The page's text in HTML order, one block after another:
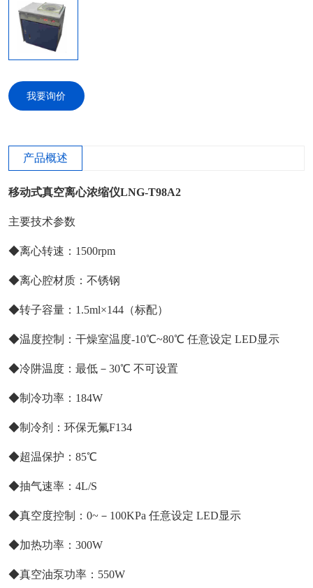
我要询价
产品概述
移动式真空离心浓缩仪LNG-T98A2
主要技术参数
◆离心转速：1500rpm
◆离心腔材质：不锈钢
◆转子容量：1.5ml×144（标配）
◆温度控制：干燥室温度-10℃~80℃ 任意设定 LED显示
◆冷阱温度：最低－30℃ 不可设置
◆制冷功率：184W
◆制冷剂：环保无氟F134
◆超温保护：85℃
◆抽气速率：4L/S
◆真空度控制：0~－100KPa 任意设定 LED显示
◆加热功率：300W
◆真空油泵功率：550W